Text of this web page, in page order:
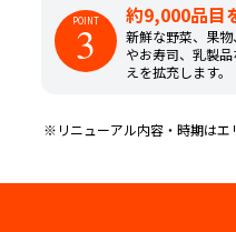
POINT
3
約9,000品目
新鮮な野菜、果
やお寿司、乳製
えを拡充します。
※リニューアル内容・時期はエ